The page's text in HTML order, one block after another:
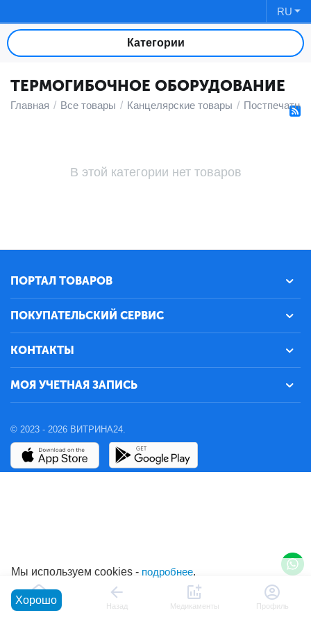
RU
Категории
ТЕРМОГИБОЧНОЕ ОБОРУДОВАНИЕ
Главная / Все товары / Канцелярские товары /
В этой категории нет товаров
ПОРТАЛ ТОВАРОВ
ПОКУПАТЕЛЬСКИЙ СЕРВИС
КОНТАКТЫ
МОЯ УЧЕТНАЯ ЗАПИСЬ
© 2023 - 2026 ВИТРИНА24.
Главная Назад Медикаменты Профиль
Мы используем cookies - подробнее.
Хорошо